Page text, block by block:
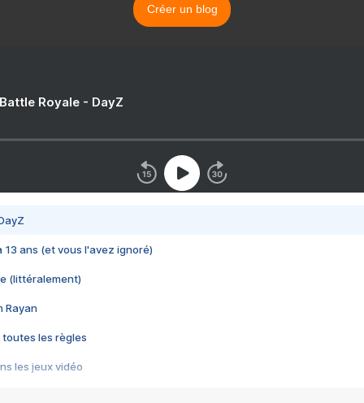
Créer un blog
Royale - DayZ
13 ans (et vous l'avez ignoré)
(littéralement)
Rayan
toutes les règles
les jeux vidéo